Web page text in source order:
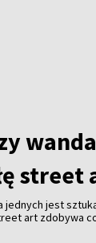
w Wilnie.
planują
street
jest
art zdobywa